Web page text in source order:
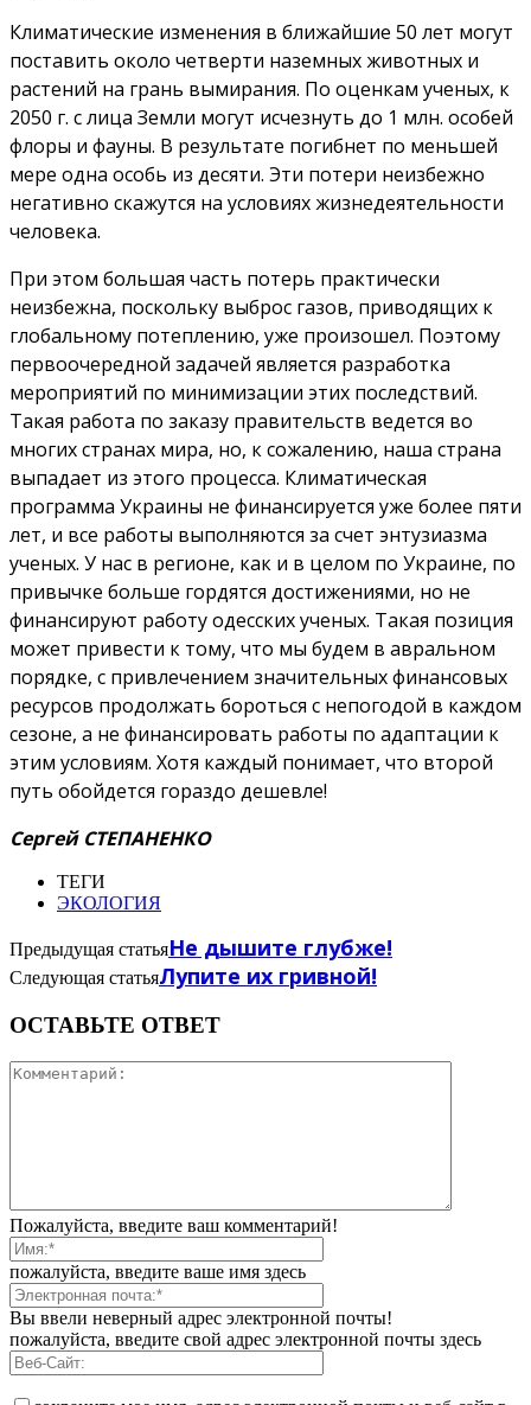
Климатические изменения в ближайшие 50 лет могут
поставить около четверти наземных животных и
растений на грань вымирания. По оценкам ученых, к
2050 г. с лица Земли могут исчезнуть до 1 млн. особей
флоры и фауны. В результате погибнет по меньшей
мере одна особь из десяти. Эти потери неизбежно
негативно скажутся на условиях жизнедеятельности
человека.
При этом большая часть потерь практически
неизбежна, поскольку выброс газов, приводящих к
глобальному потеплению, уже произошел. Поэтому
первоочередной задачей является разработка
мероприятий по минимизации этих последствий.
Такая работа по заказу правительств ведется во
многих странах мира, но, к сожалению, наша страна
выпадает из этого процесса. Климатическая
программа Украины не финансируется уже более пяти
лет, и все работы выполняются за счет энтузиазма
ученых. У нас в регионе, как и в целом по Украине, по
привычке больше гордятся достижениями, но не
финансируют работу одесских ученых. Такая позиция
может привести к тому, что мы будем в авральном
порядке, с привлечением значительных финансовых
ресурсов продолжать бороться с непогодой в каждом
сезоне, а не финансировать работы по адаптации к
этим условиям. Хотя каждый понимает, что второй
путь обойдется гораздо дешевле!
Сергей СТЕПАНЕНКО
ТЕГИ
ЭКОЛОГИЯ
Предыдущая статьяНе дышите глубже!
Следующая статьяЛупите их гривной!
ОСТАВЬТЕ ОТВЕТ
Пожалуйста, введите ваш комментарий!
пожалуйста, введите ваше имя здесь
Вы ввели неверный адрес электронной почты!
пожалуйста, введите свой адрес электронной почты здесь